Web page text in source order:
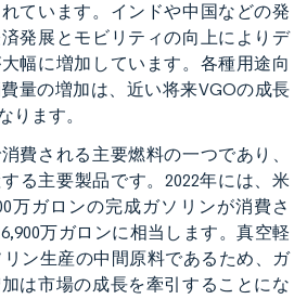
ています。インドや中国などの発
発展とモビリティの向上によりデ
幅に増加しています。各種用途向
量の増加は、近い将来VGOの成長
ります。
費される主要燃料の一つであり、
る主要製品です。2022年には、米
万ガロンの完成ガソリンが消費さ
万ガロンに相当します。真空軽
ン生産の中間原料であるため、ガ
は市場の成長を牽引することにな